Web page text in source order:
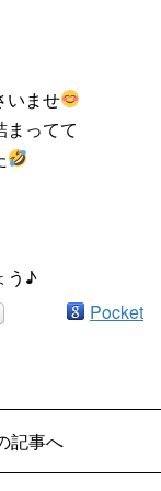
いませ
まってて
う♪
Pocket
記事へ